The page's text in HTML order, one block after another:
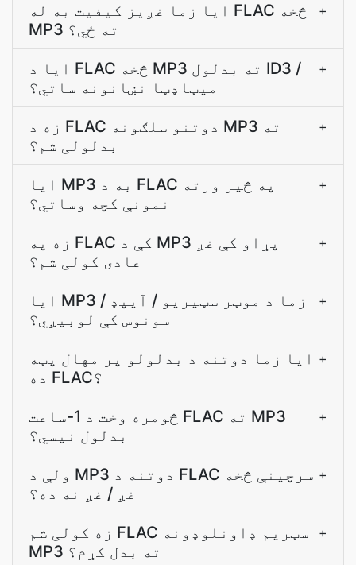
ایا زما غږيز کیفیت به له FLAC څخه
MP3 ته ځي؟
+
ایا د FLAC څخه MP3 ته بدلول ID3 /
ميټاډټا نښانونه ساتي؟
+
زه د FLAC دوتنو سلګونه MP3 ته
بدلولی شم؟
+
ایا MP3 به د FLAC په څیر ورته
نمونې کچه وساتي؟
+
زه په FLAC کې د MP3 پړاو کې غږ
عادی کولی شم؟
+
ایا MP3 زما د موټر سټیریو / آیپډ /
سونوس کې لوبیږي؟
+
ایا زما دوتنه د بدلولو پر مهال پټه
ده FLAC؟
+
څومره وخت د 1-ساعت FLAC ته MP3
بدلول نیسي؟
+
ولې د MP3 دوتنه د FLAC سرچینې څخه
غږ / غږ نه ده؟
+
زه کولی شم FLAC سټریم ډاونلوډونه
MP3 ته بدل کړم؟
+